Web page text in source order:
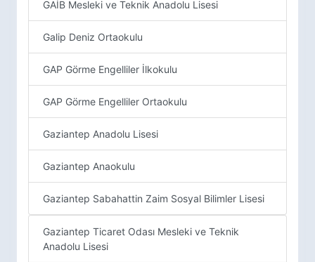
GAİB Mesleki ve Teknik Anadolu Lisesi
Galip Deniz Ortaokulu
GAP Görme Engelliler İlkokulu
GAP Görme Engelliler Ortaokulu
Gaziantep Anadolu Lisesi
Gaziantep Anaokulu
Gaziantep Sabahattin Zaim Sosyal Bilimler Lisesi
Gaziantep Ticaret Odası Mesleki ve Teknik
Anadolu Lisesi